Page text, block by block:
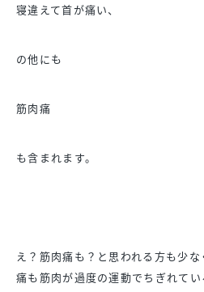
寝違えて首が痛い、
の他にも
筋肉痛
も含まれます。
え？筋肉痛も？と思われる方も少
痛も筋肉が過度の運動でちぎれて